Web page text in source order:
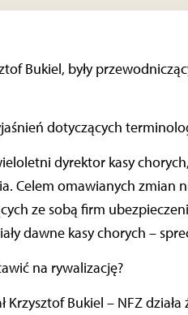
Bukiel, były
dotyczących
dyrektor kasy
Celem omawianych zmian
ze sobą firm
dawne kasy chorych –
na rywalizację?
Krzysztof Bukiel – NFZ działa